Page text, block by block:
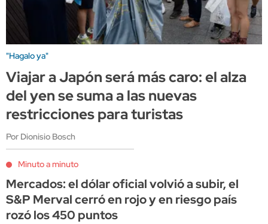
"Hagalo ya"
Viajar a Japón será más caro: el alza
del yen se suma a las nuevas
restricciones para turistas
Por Dionisio Bosch
Minuto a minuto
Mercados: el dólar oficial volvió a subir, el
S&P Merval cerró en rojo y en riesgo país
rozó los 450 puntos